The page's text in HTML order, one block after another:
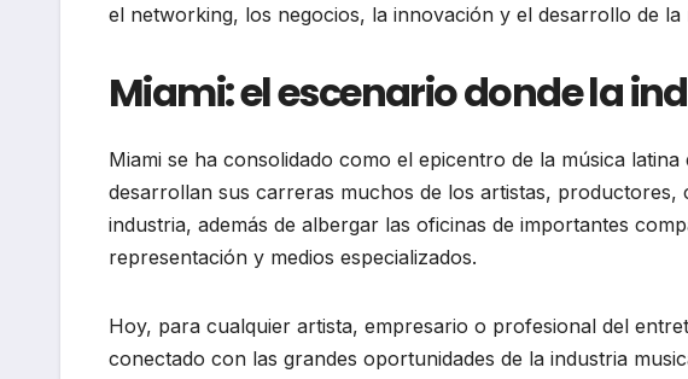
el networking, los negocios, la innovación y el desarrollo de la
Miami: el escenario donde la
Miami se ha consolidado como el epicentro de la música
desarrollan sus carreras muchos de los artistas,
industria, además de albergar las oficinas de importantes
representación y medios especializados.
Hoy, para cualquier artista, empresario o profesional del
conectado con las grandes oportunidades de la industria